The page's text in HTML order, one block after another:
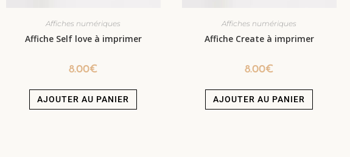
Affiches numériques
Affiche Self love à imprimer
8.00€
AJOUTER AU PANIER
Affiches numériques
Affiche Create à imprimer
8.00€
AJOUTER AU PANIER